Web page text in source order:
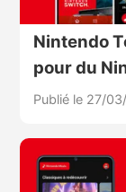
Nintendo
pour du
Publié le 27/